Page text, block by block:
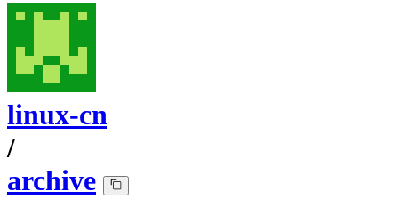
linux-cn
/
archive